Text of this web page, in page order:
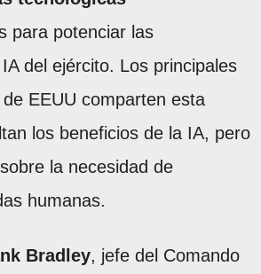
para potenciar las
del ejército. Los principales
EEUU comparten esta
los beneficios de la IA, pero
la necesidad de
humanas.
Bradley, jefe del Comando